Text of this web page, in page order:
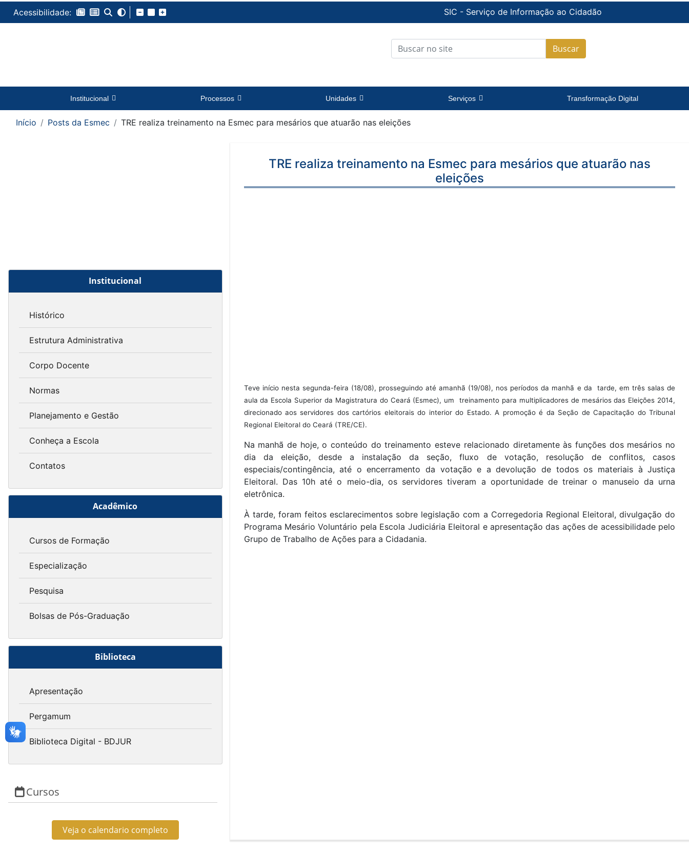
Acessibilidade: SIC - Serviço de Informação ao Cidadão
Buscar
Institucional Processos Unidades Serviços Transformação Digital
Início Posts da Esmec TRE realiza treinamento na Esmec para mesários que atuarão nas eleições
Institucional
Histórico
Estrutura Administrativa
Corpo Docente
Normas
Planejamento e Gestão
Conheça a Escola
Contatos
Acadêmico
Cursos de Formação
Especialização
Pesquisa
Bolsas de Pós-Graduação
Biblioteca
Apresentação
Pergamum
Biblioteca Digital - BDJUR
Cursos
Veja o calendario completo
TRE realiza treinamento na Esmec para mesários que atuarão nas
eleições
Teve início nesta segunda-feira (18/08), prosseguindo até amanhã (19/08), nos períodos da manhã e da tarde, em três salas de
aula da Escola Superior da Magistratura do Ceará (Esmec), umtreinamento para multiplicadores de mesários das Eleições 2014,
direcionado aos servidores dos cartórios eleitorais do interior do Estado. A promoção é da Seção de Capacitação do Tribunal
Regional Eleitoral do Ceará (TRE/CE).
Na manhã de hoje, o conteúdo do treinamento esteve relacionado diretamente às funções dos mesários no
dia da eleição, desde a instalação da seção, fluxo de votação, resolução de conflitos, casos
especiais/contingência, até o encerramento da votação e a devolução de todos os materiais à Justiça
Eleitoral. Das 10h até o meio-dia, os servidores tiveram a oportunidade de treinar o manuseio da urna
eletrônica.
À tarde, foram feitos esclarecimentos sobre legislação com a Corregedoria Regional Eleitoral, divulgação do
Programa Mesário Voluntário pela Escola Judiciária Eleitoral e apresentação das ações de acessibilidade pelo
Grupo de Trabalho de Ações para a Cidadania.